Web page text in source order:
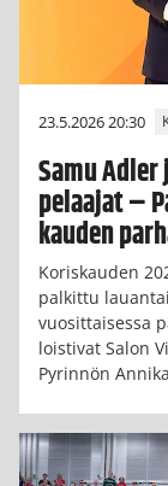
23.5.2026 20:30
Samu
pelaajat –
kauden
Koriskauden
palkittu
vuosittaisessa
loistivat Salon
Pyrinnön